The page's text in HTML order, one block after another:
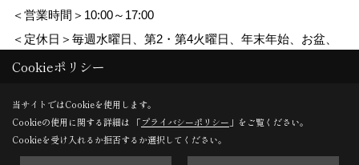
＜営業時間＞10:00～17:00
＜定休日＞毎週水曜日、第2・第4火曜日、年末年始、お盆、
ゴールデンウィーク、夏季休暇
Copyright (c) TAKANO CONSTRUCTION CO.,LTD. All Rights Reserved.
Cookieポリシー
当サイトではCookieを使用します。
Cookieの使用に関する詳細は 「プライバシーポリシー 」をご覧ください。
Cookieを受け入れるか拒否するか選択してください。